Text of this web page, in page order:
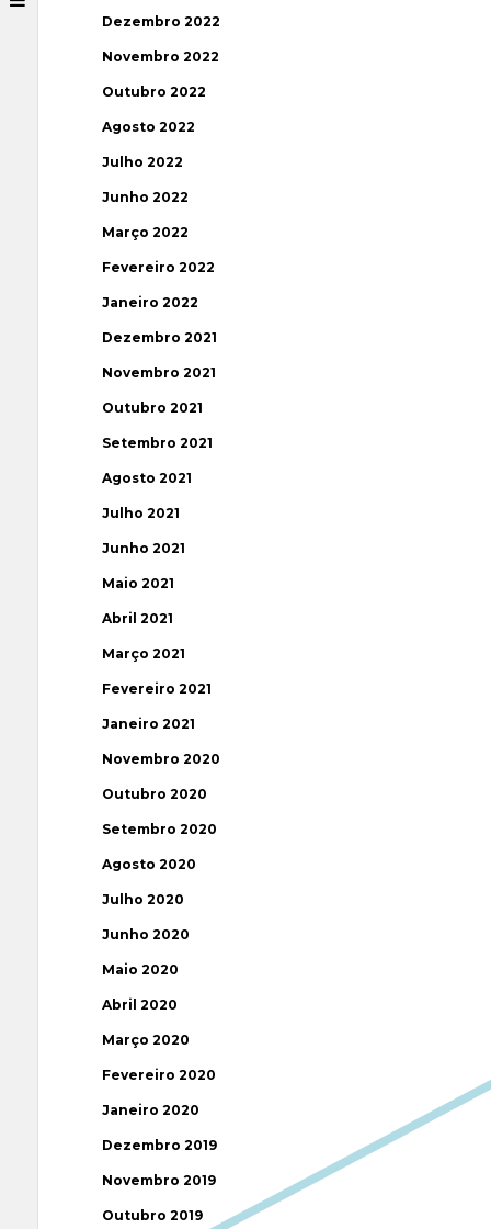
Dezembro 2022
Novembro 2022
Outubro 2022
Agosto 2022
Julho 2022
Junho 2022
Março 2022
Fevereiro 2022
Janeiro 2022
Dezembro 2021
Novembro 2021
Outubro 2021
Setembro 2021
Agosto 2021
Julho 2021
Junho 2021
Maio 2021
Abril 2021
Março 2021
Fevereiro 2021
Janeiro 2021
Novembro 2020
Outubro 2020
Setembro 2020
Agosto 2020
Julho 2020
Junho 2020
Maio 2020
Abril 2020
Março 2020
Fevereiro 2020
Janeiro 2020
Dezembro 2019
Novembro 2019
Outubro 2019